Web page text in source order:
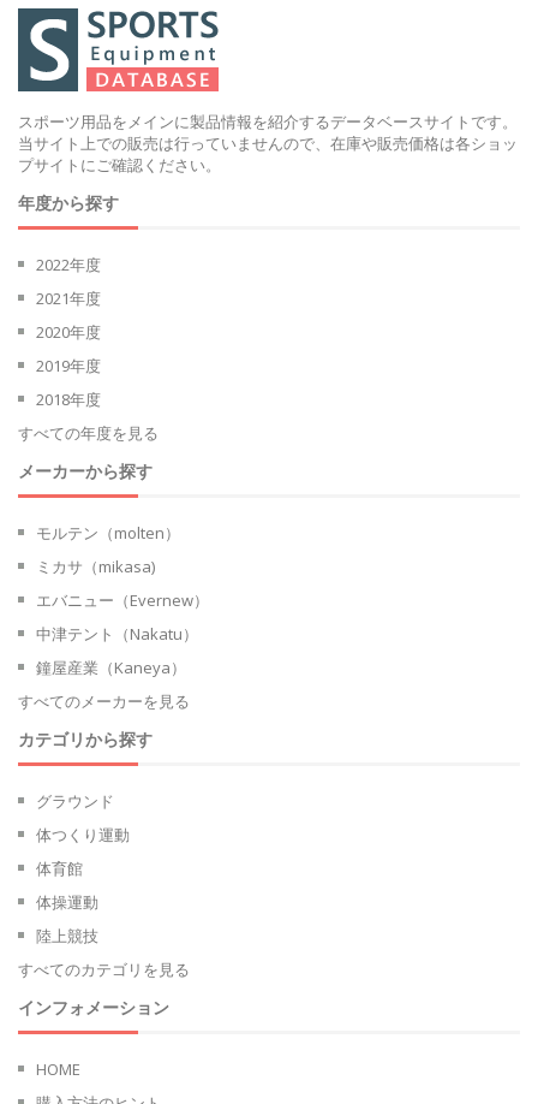
スポーツ用品をメインに製品情報を紹介するデータベースサイトです。
当サイト上での販売は行っていませんので、在庫や販売価格は各ショッ
プサイトにご確認ください。
年度から探す
2022年度
2021年度
2020年度
2019年度
2018年度
すべての年度を見る
メーカーから探す
モルテン（molten）
ミカサ（mikasa)
エバニュー（Evernew）
中津テント（Nakatu）
鐘屋産業（Kaneya）
すべてのメーカーを見る
カテゴリから探す
グラウンド
体つくり運動
体育館
体操運動
陸上競技
すべてのカテゴリを見る
インフォメーション
HOME